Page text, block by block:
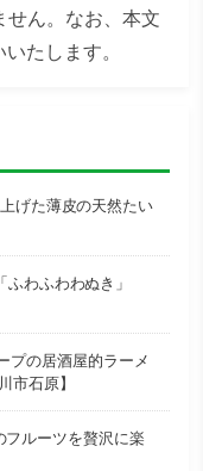
せん。なお、本文
たします。
げた薄皮の天然たい
わふわわぬき」
プの居酒屋的ラーメ
市石原】
ルーツを贅沢に楽